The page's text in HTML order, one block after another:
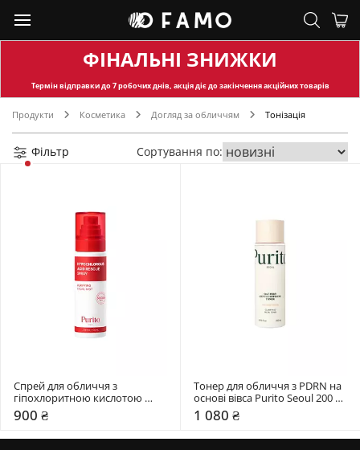
ФІНАЛЬНІ ЗНИЖКИ
Термін відправкидо 7 робочих днів, акція діє до закінчення акційних товарів
Продукти Косметика Догляд за обличчям Тонізація
Фільтр Сортування по:
Спрей для обличчя з
гіпохлоритною кислотою
Purito Seoul 100 мл
900 ₴
Тонер для обличчя з PDRN на
основі вівса Purito Seoul 200
мл
1 080 ₴